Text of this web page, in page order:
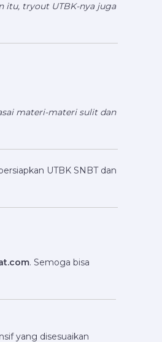
itu, tryout UTBK-nya juga
materi-materi sulit dan
UTBK SNBT dan
. Semoga bisa
yang disesuaikan